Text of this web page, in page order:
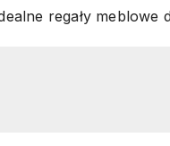
regały meblowe